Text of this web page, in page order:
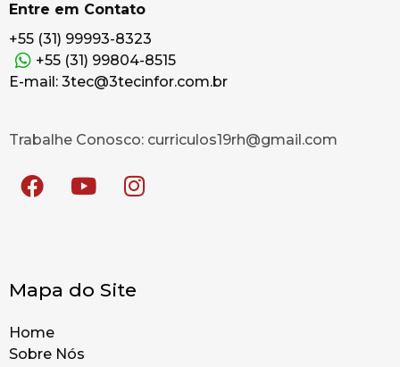
Entre em Contato
+55 (31) 99993-8323
+55 (31) 99804-8515
E-mail: 3tec@3tecinfor.com.br
Trabalhe Conosco: curriculos19rh@gmail.com
Mapa do Site
Home
Sobre Nós